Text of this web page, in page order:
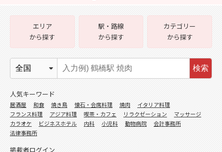
エリア
から探す
駅・路線
から探す
カテゴリー
から探す
検索
人気キーワード
居酒屋 和食 焼き鳥 懐石・会席料理 焼肉
イタリア料理
フランス料理
アジア料理 喫茶・カフェ リラクゼーション
マッサージ
カラオケ
ビジネスホテル 内科 小児科 動物病院
会計事務所
法律事務所
掲載者ログイン